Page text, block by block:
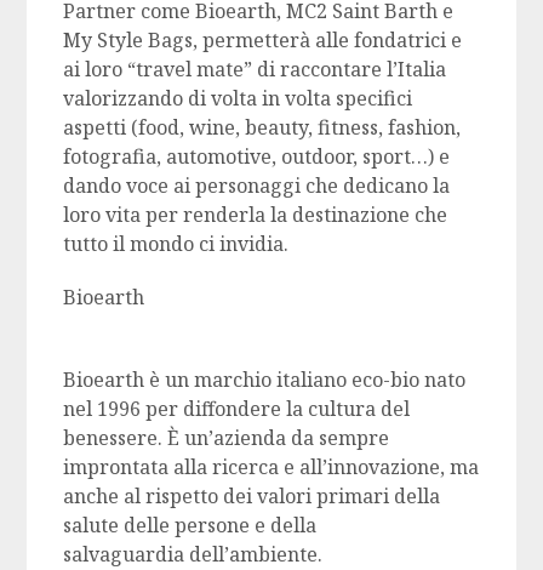
Partner come Bioearth, MC2 Saint Barth e
My Style Bags, permetterà alle fondatrici e
ai loro “travel mate” di raccontare l’Italia
valorizzando di volta in volta specifici
aspetti (food, wine, beauty, fitness, fashion,
fotografia, automotive, outdoor, sport…) e
dando voce ai personaggi che dedicano la
loro vita per renderla la destinazione che
tutto il mondo ci invidia.
Bioearth
Bioearth è un marchio italiano eco-bio nato
nel 1996 per diffondere la cultura del
benessere. È un’azienda da sempre
improntata alla ricerca e all’innovazione, ma
anche al rispetto dei valori primari della
salute delle persone e della
salvaguardia dell’ambiente.